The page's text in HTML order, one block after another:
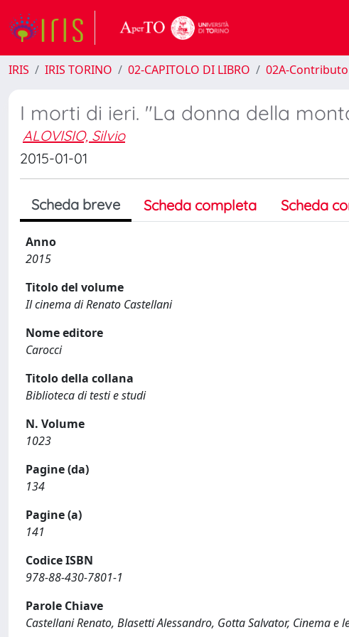
IRIS IRIS TORINO 02-CAPITOLO DI LIBRO 02A-
I morti di ieri. "La donna della
ALOVISIO, Silvio
2015-01-01
Scheda breve Scheda completa Scheda
Anno
2015
Titolo del volume
Il cinema di Renato Castellani
Nome editore
Carocci
Titolo della collana
Biblioteca di testi e studi
N. Volume
1023
Pagine (da)
134
Pagine (a)
141
Codice ISBN
978-88-430-7801-1
Parole Chiave
Castellani Renato, Blasetti Alessandro, Gotta Salvator, Cinema e